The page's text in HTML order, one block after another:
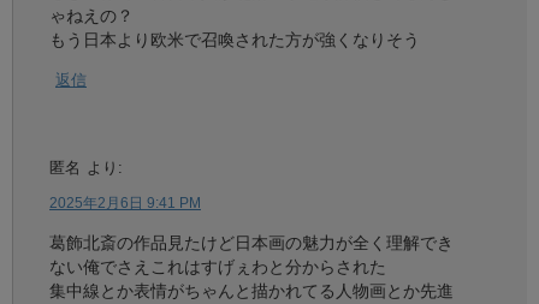
ゃねえの？
もう日本より欧米で召喚された方が強くなりそう
返信
匿名 より:
2025年2月6日 9:41 PM
葛飾北斎の作品見たけど日本画の魅力が全く理解でき
ない俺でさえこれはすげぇわと分からされた
集中線とか表情がちゃんと描かれてる人物画とか先進